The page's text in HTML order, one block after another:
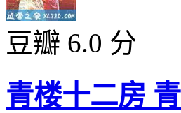
豆瓣 6.0 分
青楼十二房